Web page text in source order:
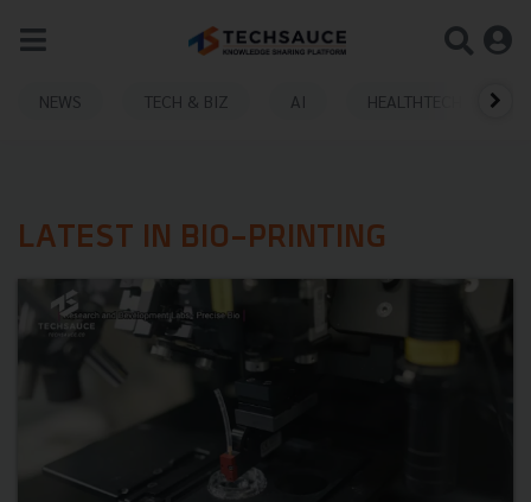
NEWS TECH & BIZ AI HEALTHTECH
LATEST IN BIO-PRINTING